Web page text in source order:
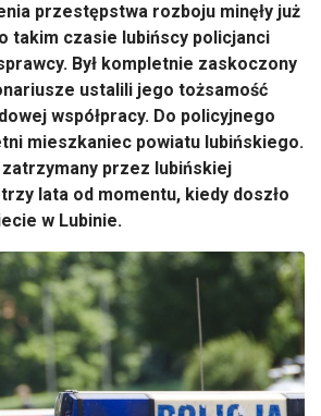
przestępstwa rozboju minęły już
takim czasie lubińscy policjanci
Był kompletnie zaskoczony
ustalili jego tożsamość
współpracy. Do policyjnego
mieszkaniec powiatu lubińskiego.
zatrzymany przez lubińskiej
lata od momentu, kiedy doszło
w Lubinie.